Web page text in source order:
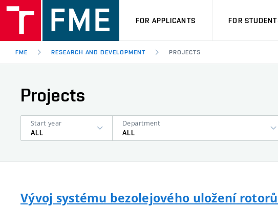
FOR APPLICANTS FOR
FME RESEARCH AND DEVELOPMENT PROJECTS
Projects
Start year
ALL
Department
ALL
Vývoj systému bezolejového uložení